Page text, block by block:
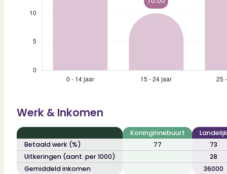
Werk & Inkomen
Koninginnebuurt
Landelijk
Betaald werk (%)
77
73
Uitkeringen (aant. per 1000)
28
Gemiddeld inkomen
36000